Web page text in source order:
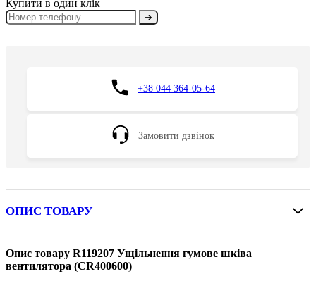
Купити в один клік
➔
+38 044 364-05-64
Замовити дзвінок
ОПИС ТОВАРУ
Опис товару R119207 Ущільнення гумове шківа
вентилятора (CR400600)